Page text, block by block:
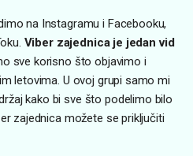
na Instagramu i Facebooku,
Viber zajednica je jedan vid
sve korisno što objavimo i
letovima. U ovoj grupi samo mi
kako bi sve što podelimo bilo
zajednica možete se priključiti